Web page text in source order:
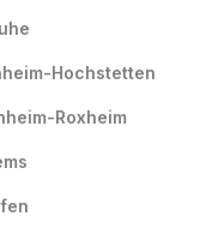
Hochstetten
Roxheim